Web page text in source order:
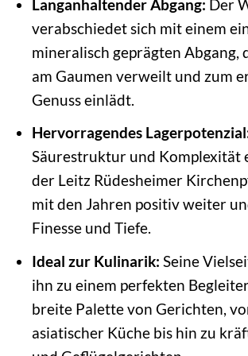
Langanhaltender Abgang: Der
verabschiedet sich mit einem
mineralisch geprägten Abgang,
am Gaumen verweilt und zum
Genuss einlädt.
Hervorragendes
Säurestruktur und Komplexität
der Leitz Rüdesheimer
mit den Jahren positiv weiter
Finesse und Tiefe.
Ideal zur Kulinarik: Seine
ihn zu einem perfekten
breite Palette von Gerichten,
asiatischer Küche bis hin zu